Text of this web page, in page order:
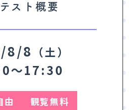
スト概要
8/8 （土）
〜17:30
由 観覧無料